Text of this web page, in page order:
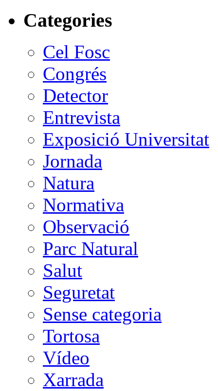
Categories
Cel Fosc
Congrés
Detector
Entrevista
Exposició Universitat
Jornada
Natura
Normativa
Observació
Parc Natural
Salut
Seguretat
Sense categoria
Tortosa
Vídeo
Xarrada